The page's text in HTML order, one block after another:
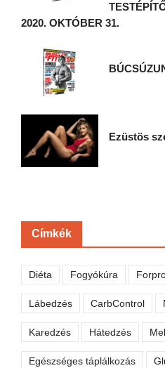
2020. OKTÓBER 31.
Ezüstös
Címkék
Diéta Fogyókúra
Lábedzés CarbControl
Karedzés Hátedzés
Egészséges táplálkozás